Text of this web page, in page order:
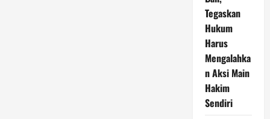
Tegaskan
Hukum
Harus
Mengalahka
n Aksi Main
Hakim
Sendiri